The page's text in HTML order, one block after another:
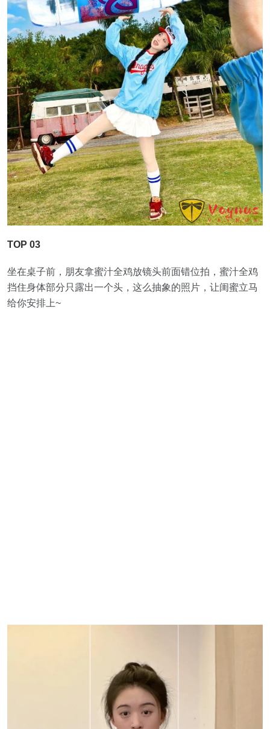
TOP 03
坐在桌子前，朋友拿蜜汁全鸡放镜头前面错位拍，蜜汁全鸡
挡住身体部分只露出一个头，这么抽象的照片，让闺蜜立马
给你安排上~